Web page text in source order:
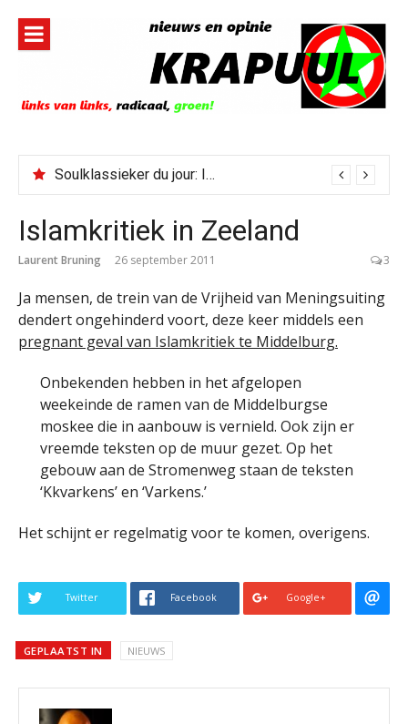
inhoud
Soulklassieker du jour: I Wish It Would Rain
Islamkritiek in Zeeland
Laurent Bruning 26 september 2011 3
Ja mensen, de trein van de Vrijheid van Meningsuiting
dendert ongehinderd voort, deze keer middels een
pregnant geval van Islamkritiek te Middelburg.
Onbekenden hebben in het afgelopen
weekeinde de ramen van de Middelburgse
moskee die in aanbouw is vernield. Ook zijn er
vreemde teksten op de muur gezet. Op het
gebouw aan de Stromenweg staan de teksten
‘Kkvarkens’ en ‘Varkens.’
Het schijnt er regelmatig voor te komen, overigens.
Twitter Facebook Google+
GEPLAATST IN NIEUWS